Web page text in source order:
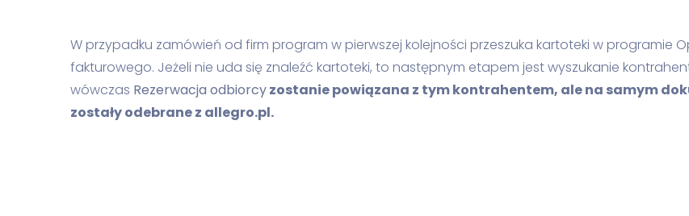
W przypadku zamówień od firm program w pierwszej kolejności przeszuka kartoteki w
fakturowego. Jeżeli nie uda się znaleźć kartoteki, to następnym etapem jest wyszukanie
wówczas Rezerwacja odbiorcyzostanie powiązana z tym kontrahentem, ale na samym
zostały odebrane z allegro.pl.